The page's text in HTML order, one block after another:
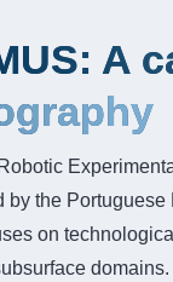
A
by the
on